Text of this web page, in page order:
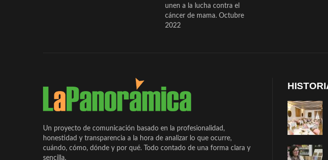
unen a la lucha contra el
cáncer de mama. Octubre
2022
Un proyecto de comunicación basado en la profesionalidad,
honestidad y transparencia a la hora de analizar lo que ocurre,
cuándo, cómo, dónde y por qué. Todo contado de una forma clara y
sencilla.